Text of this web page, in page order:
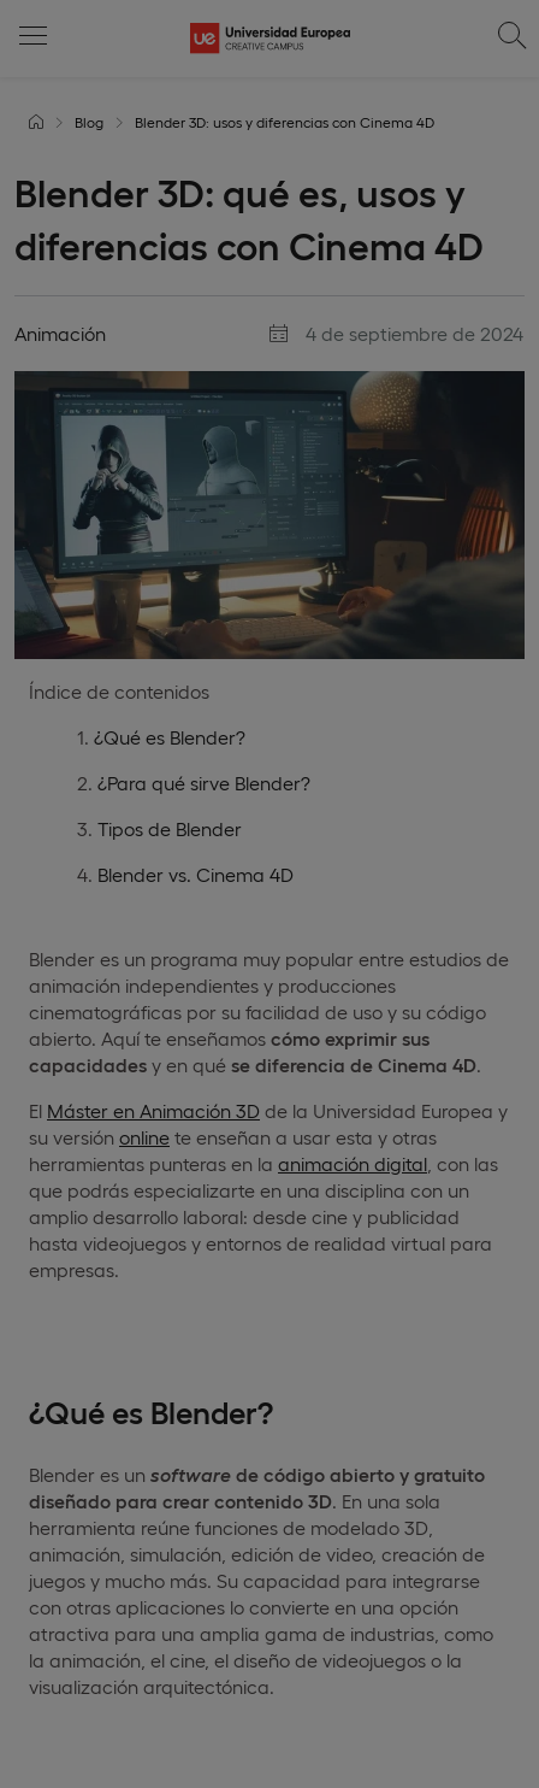
Blog Blender 3D: usos y diferencias con Cinema 4D
Blender 3D: qué es, usos y
diferencias con Cinema 4D
Animación 4 de septiembre de 2024
Índice de contenidos
¿Qué es Blender?
¿Para qué sirve Blender?
Tipos de Blender
Blender vs. Cinema 4D
Blender es un programa muy popular entre estudios de
animación independientes y producciones
cinematográficas por su facilidad de uso y su código
abierto. Aquí te enseñamos cómo exprimir sus
capacidades y en qué se diferencia de Cinema 4D
El Máster en Animación 3D de la Universidad Europea y
su versión online te enseñan a usar esta y otras
herramientas punteras en la animación digital , con las
que podrás especializarte en una disciplina con un
amplio desarrollo laboral: desde cine y publicidad
hasta videojuegos y entornos de realidad virtual para
empresas.
¿Qué es Blender?
Blender es un software de código abierto y gratuito
diseñado para crear contenido 3D . En una sola
herramienta reúne funciones de modelado 3D,
animación, simulación, edición de video, creación de
juegos y mucho más. Su capacidad para integrarse
con otras aplicaciones lo convierte en una opción
atractiva para una amplia gama de industrias, como
la animación, el cine, el diseño de videojuegos o la
visualización arquitectónica.